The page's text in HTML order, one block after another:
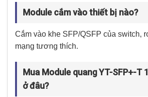
Module cắm vào thiết bị nào?
Cắm vào khe SFP/QSFP của switch,
mạng tương thích.
Mua Module quang YT-SFP+-T
ở đâu?